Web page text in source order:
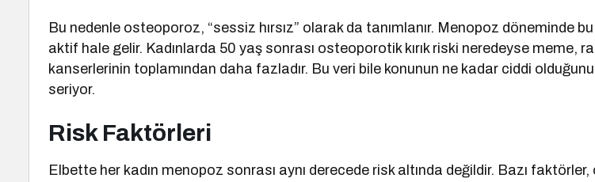
Bu nedenle osteoporoz, “sessiz hırsız” olarak da tanımlanır. Menopoz döneminde bu
aktif hale gelir. Kadınlarda 50 yaş sonrası osteoporotik kırık riski neredeyse meme,
kanserlerinin toplamından daha fazladır. Bu veri bile konunun ne kadar ciddi
seriyor.
Risk Faktörleri
Elbette her kadın menopoz sonrası aynı derecede risk altında değildir. Bazı